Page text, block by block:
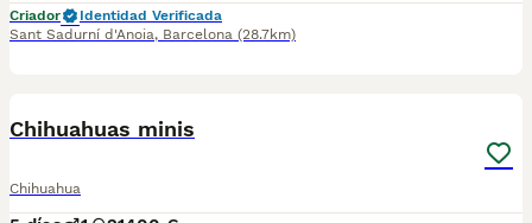
Criador
Identidad Verificada
Sant Sadurní d'Anoia, Barcelona (28.7km)
Chihuahuas minis
Chihuahua